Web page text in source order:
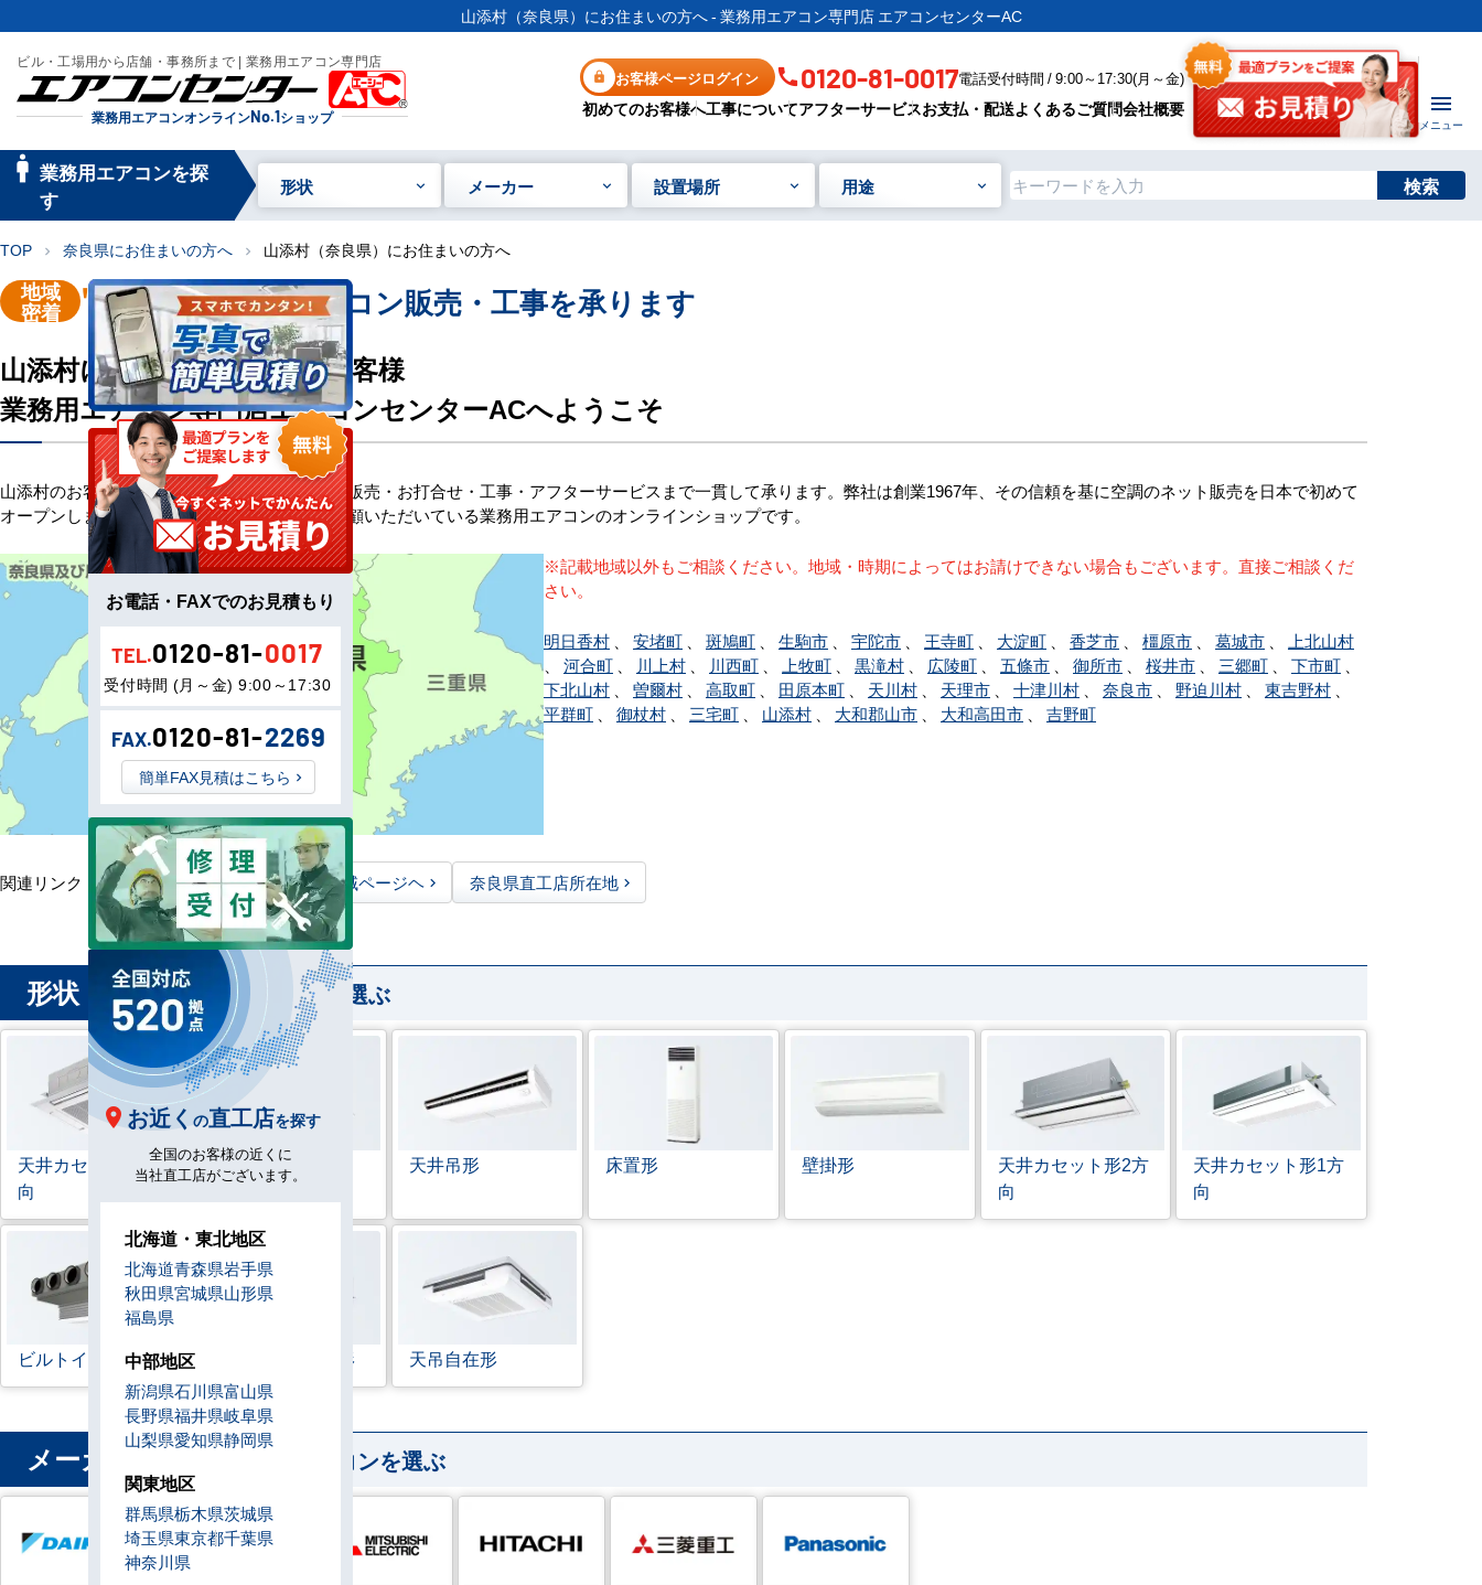
山添村（奈良県）にお住まいの方へ - 業務用エアコン専門店 エアコンセンターAC
ビル・工場用から店舗・事務所まで | 業務用エアコン専門店
業務用エアコンオンラインNo.1ショップ
お客様ページログイン 0120-81-0017電話受付時間 / 9:00～17:30(月～金)
初めてのお客様へ工事についてアフターサービスお支払・配送よくあるご質問会社概要
メニュー
manage_searc
業務用エアコンを探
す
形状 メーカー 設置場所 用途 検索
TOP chevron_right 奈良県にお住まいの方へ chevron_right 山添村（奈良県）にお住まいの方へ
地域
密着 "山添村"業務用エアコン販売・工事を承ります
山添村にお住い・お勤めのお客様
業務用エアコン専門店エアコンセンターACへようこそ
山添村のお客様へ業務用エアコン・空調機器の販売・お打合せ・工事・アフターサービスまで一貫して承ります。弊社は創業1967年、その信頼を基に空調のネット販売を日本で初めて
オープンしました。以来、皆様にご信頼・ご愛顧いただいている業務用エアコンのオンラインショップです。
※記載地域以外もご相談ください。地域・時期によってはお請けできない場合もございます。直接ご相談くだ
さい。
明日香村 安堵町 斑鳩町 生駒市 宇陀市 王寺町 大淀町 香芝市 橿原市 葛城市
上北山村
河合町 川上村 川西町 上牧町 黒滝村 広陵町 五條市 御所市 桜井市 三郷町 下市町
下北山村
曽爾村 高取町 田原本町 天川村 天理市 十津川村 奈良市 野迫川村 東吉野村
平群町
御杖村 三宅町 山添村 大和郡山市 大和高田市 吉野町
関連リンク： TOPページヘ 奈良県全域ページヘ 奈良県直工店所在地
形状 から業務用エアコンを選ぶ
天井カセット形4方
向
ラウンドフロー 天井吊形 床置形 壁掛形 天井カセット形2方
向
天井カセット形1方
向
ビルトイン形 天井埋込ダクト形 天吊自在形
メーカー から業務用エアコンを選ぶ
お電話・FAXでのお見積もり
TEL.0120-81-0017
受付時間 (月～金) 9:00～17:30
FAX.0120-81-2269
簡単FAX見積はこちら
お近く の直工店を探す
全国のお客様の近くに
当社直工店がございます。
北海道・東北地区
北海道青森県岩手県
秋田県宮城県山形県
福島県
中部地区
新潟県石川県富山県
長野県福井県岐阜県
山梨県愛知県静岡県
関東地区
群馬県栃木県茨城県
埼玉県東京都千葉県
神奈川県